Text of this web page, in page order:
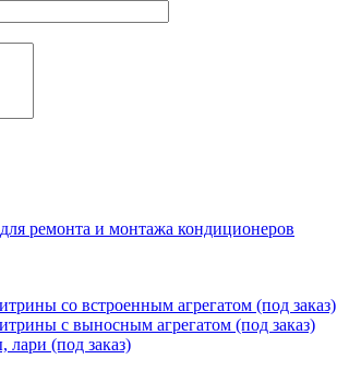
ремонта и монтажа кондиционеров
со встроенным агрегатом (под заказ)
с выносным агрегатом (под заказ)
(под заказ)